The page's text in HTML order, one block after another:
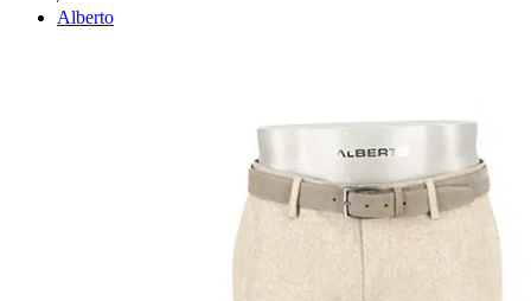
Alberto